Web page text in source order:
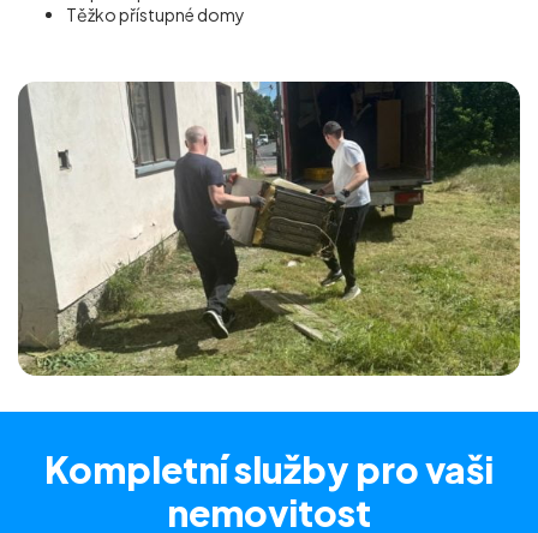
Těžko přístupné domy
Kompletní služby pro vaši
nemovitost